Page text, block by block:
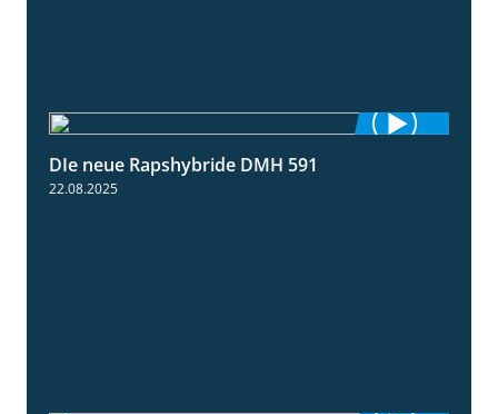
DIe neue Rapshybride DMH 591
22.08.2025